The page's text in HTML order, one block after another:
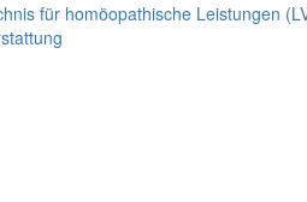
für homöopathische Leistungen